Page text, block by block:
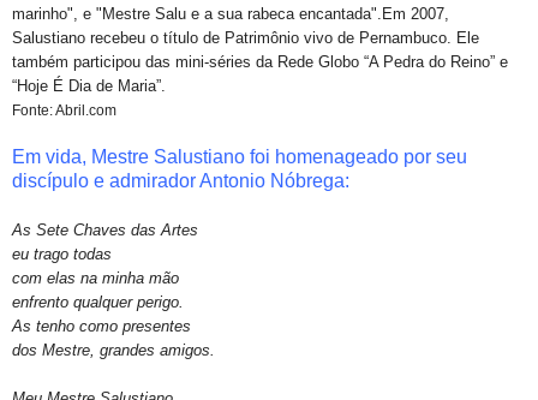
marinho", e "Mestre Salu e a sua rabeca encantada".Em 2007,
Salustiano recebeu o título de Patrimônio vivo de Pernambuco. Ele
também participou das mini-séries da Rede Globo “A Pedra do Reino” e
“Hoje É Dia de Maria”.
Fonte: Abril.com
Em vida, Mestre Salustiano foi homenageado por seu
discípulo e admirador Antonio Nóbrega:
As Sete Chaves das Artes
eu trago todas
com elas na minha mão
enfrento qualquer perigo.
As tenho como presentes
dos Mestre, grandes amigos.